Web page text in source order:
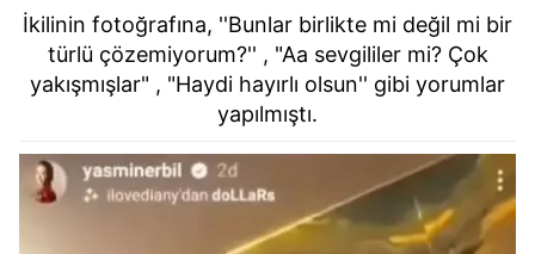
İkilinin fotoğrafına, ''Bunlar birlikte mi değil mi bir
türlü çözemiyorum?'' , "Aa sevgililer mi? Çok
yakışmışlar" , "Haydi hayırlı olsun'' gibi yorumlar
yapılmıştı.